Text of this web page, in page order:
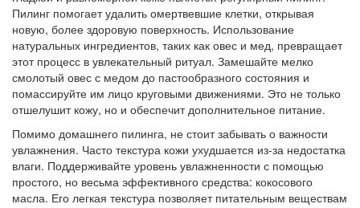
Пилинг помогает удалить омертвевшие клетки, открывая
новую, более здоровую поверхность. Использование
натуральных ингредиентов, таких как овес и мед, превращает
этот процесс в увлекательный ритуал. Замешайте мелко
смолотый овес с медом до пастообразного состояния и
помассируйте им лицо круговыми движениями. Это не только
отшелушит кожу, но и обеспечит дополнительное питание.
Помимо домашнего пилинга, не стоит забывать о важности
увлажнения. Часто текстура кожи ухудшается из-за недостатка
влаги. Поддерживайте уровень увлажненности с помощью
простого, но весьма эффективного средства: кокосового
масла. Его легкая текстура позволяет питательным веществам